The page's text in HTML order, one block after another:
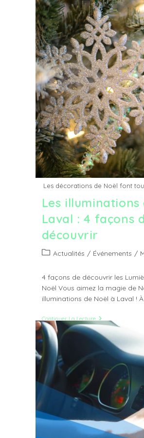
Les décorations de Noël font
Les illuminations
Laval : 4 façons
découvrir
PostActualités / Événements /
4 façons de découvrir les
Noël Vous aimez la magie de
illuminations de Noël à Laval !
Continuer La LectureLes
Illuminations
De
Noël
Laval
Façons
De
Les
Découvrir